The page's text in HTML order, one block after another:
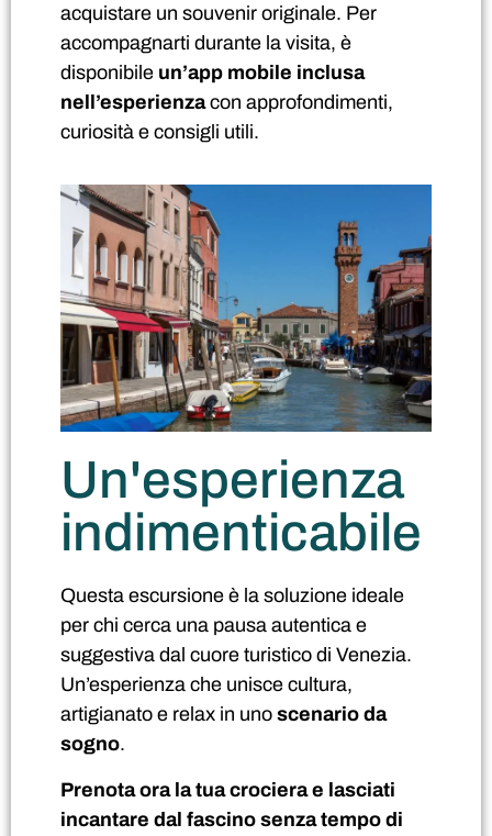
acquistare un souvenir originale. Per
accompagnarti durante la visita, è
disponibile un’app mobile inclusa
nell’esperienzacon approfondimenti,
curiosità e consigli utili.
Un'esperienza
indimenticabile
Questa escursione è la soluzione ideale
per chi cerca una pausa autentica e
suggestiva dal cuore turistico di Venezia.
Un’esperienza che unisce cultura,
artigianato e relax in uno scenario da
sogno.
Prenota ora la tua crociera e lasciati
incantare dal fascino senza tempo di